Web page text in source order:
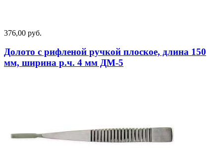
376,00 руб.
Долото с рифленой ручкой плоское, длина 150
мм, ширина р.ч. 4 мм ДМ-5